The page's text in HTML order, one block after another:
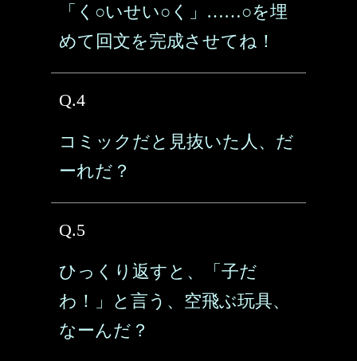
「く○いせい○く」……○を埋
めて回文を完成させてね！
Q.4
コミックだと見抜いた人、だ
ーれだ？
Q.5
ひっくり返すと、「子だ
わ！」と言う、空飛ぶ玩具、
なーんだ？